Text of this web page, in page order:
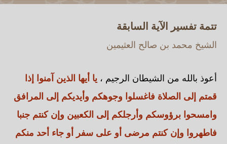
تتمة تفسير الآية السابقة
الشيخ محمد بن صالح العثيمين
أعوذ بالله من الشيطان الرجيم ، يا أيها الذين آمنوا إذا
قمتم إلى الصلاة فاغسلوا وجوهكم وأيديكم إلى المرافق
وامسحوا برؤوسكم وأرجلكم إلى الكعبين وإن كنتم جنبا
فاطهروا وإن كنتم مرضى أو على سفر أو جاء أحد منكم